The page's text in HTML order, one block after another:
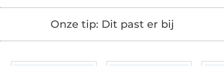
Onze tip: Dit past er bij